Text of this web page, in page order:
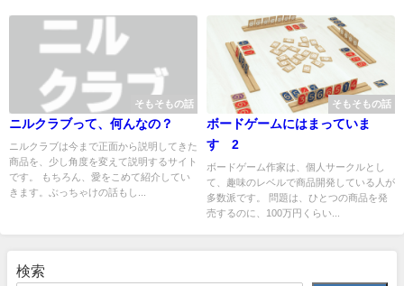
そもそもの話
ニルクラブって、何んなの？
ニルクラブは今まで正面から説明してきた
商品を、少し角度を変えて説明するサイト
です。 もちろん、愛をこめて紹介してい
きます。ぶっちゃけの話もし...
そもそもの話
ボードゲームにはまっていま
す 2
ボードゲーム作家は、個人サークルとし
て、趣味のレベルで商品開発している人が
多数派です。 問題は、ひとつの商品を発
売するのに、100万円くらい...
検索